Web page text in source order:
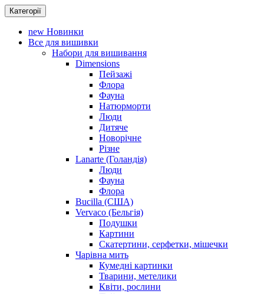
Категорії
new Новинки
Все для вишивки
Набори для вишивання
Dimensions
Пейзажі
Флора
Фауна
Натюрморти
Люди
Дитяче
Новорічне
Різне
Lanarte (Голандія)
Люди
Фауна
Флора
Bucilla (США)
Vervaco (Бельгія)
Подушки
Картини
Скатертини, серфетки, мішечки
Чарiвна мить
Кумедні картинки
Тварини, метелики
Квіти, рослини